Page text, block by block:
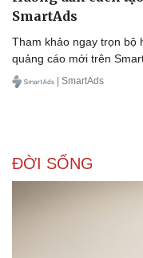
SmartAds
Tham khảo ngay trọn bộ
quảng cáo mới trên
| SmartAds
ĐỜI SỐNG